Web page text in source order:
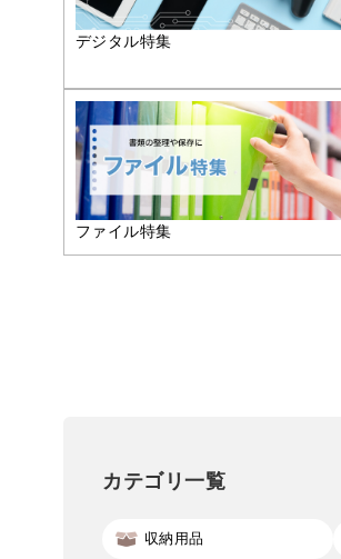
デジタル特集
ファイル特集
カテゴリ一覧
収納用品